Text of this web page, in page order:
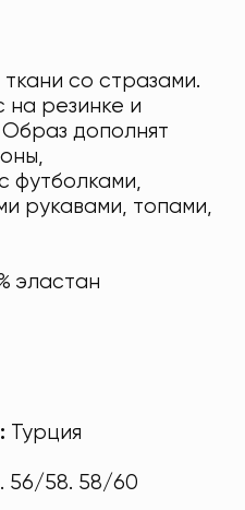
со стразами.
на резинке и
дополнят
футболками,
рукавами, топами,
эластан
Турция
56/58. 58/60